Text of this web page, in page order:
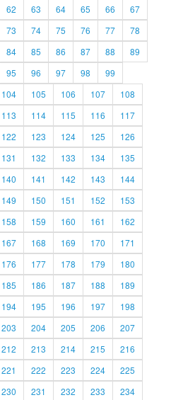
62 63 64 65 66
67
73 74 75 76 77
78
84 85 86 87 88
89
95 96 97 98
99
104 105 106 107
108
113 114 115 116
117
122 123 124 125
126
131 132 133 134
135
140 141 142 143
144
149 150 151 152
153
158 159 160 161
162
167 168 169 170
171
176 177 178 179
180
185 186 187 188
189
194 195 196 197
198
203 204 205 206
207
212 213 214 215
216
221 222 223 224
225
230 231 232 233 234